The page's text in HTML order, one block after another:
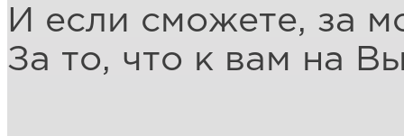
И если сможете, за
За то, что к вам на